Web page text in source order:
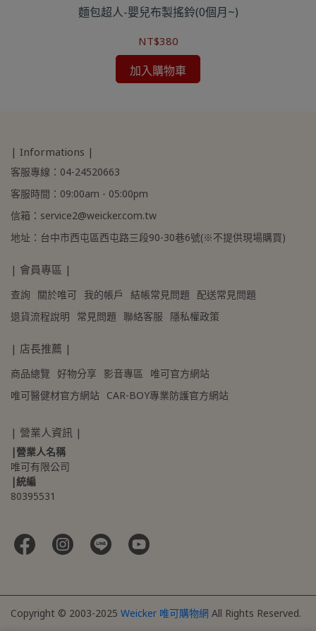
麵包超人-嬰兒布製搖鈴(0個月~)
NT$380
加入購物車
| Informations |
客服專線：04-24520663
客服時間：09:00am - 05:00pm
信箱：service2@weicker.com.tw
地址：台中市西屯區西屯路三段90-30巷6號(※不提供現場購買)
| 會員專區 |
查詢 關於唯可 我的帳戶 結帳常見問題 配送常見問題
退貨流程說明 常見問題 聯絡客服 隱私權政策
| 店長推薦 |
商品總覽 好物分享 影音專區 唯可官方網站
唯可醫健材官方網站 CAR-BOY專業防護官方網站
| 營業人資訊 |
|營業人名稱
唯可有限公司
|統編
80395531
Copyright © 2003-2025 Weicker 唯可購物網 All Rights Reserved.